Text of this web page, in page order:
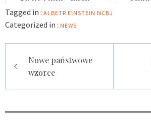
arsen?
Tagged in : ALBETR EINSTEIN NCBJ
Categorized in : NEWS
wpisu
Nowe państwowe
wzorce